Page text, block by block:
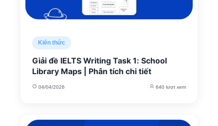
Kiến thức
Giải đề IELTS Writing Task 1: School
Library Maps | Phân tích chi tiết
04/04/2026 640 lượt xem